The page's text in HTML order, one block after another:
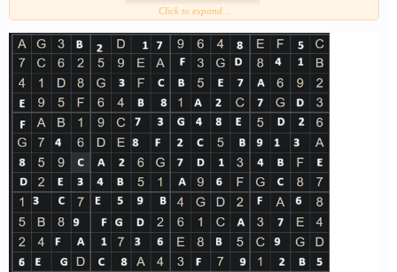
Click to expand...